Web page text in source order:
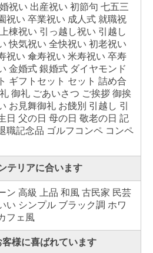
祝い 出産祝い 初節句 七五三
祝い 卒業祝い 成人式 就職祝
棟祝い 引っ越し祝い 引越し
快気祝い 全快祝い 初老祝い
祝い 傘寿祝い 米寿祝い 卒寿
金婚式 銀婚式 ダイヤモンド
ギフトセット セット 詰め合
御礼 ごあいさつ ご挨拶 御挨
お見舞御礼 お餞別 引越し 引
日 父の日 母の日 敬老の日 記
職記念品 ゴルフコンペ コンペ
テリアに合います
ン 高級 上品 和風 古民家 民芸
い シンプル ブラック調 ホワ
フェ風
客様に喜ばれています